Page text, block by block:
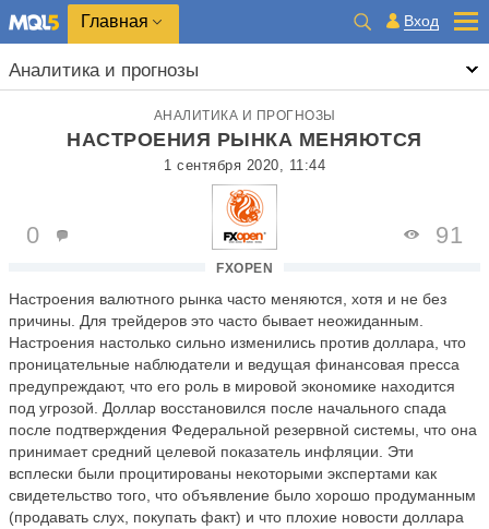
Главная Вход
Аналитика и прогнозы
АНАЛИТИКА И ПРОГНОЗЫ
НАСТРОЕНИЯ РЫНКА МЕНЯЮТСЯ
1 сентября 2020, 11:44
FXOPEN
0 91
Настроения валютного рынка часто меняются, хотя и не без
причины. Для трейдеров это часто бывает неожиданным.
Настроения настолько сильно изменились против доллара, что
проницательные наблюдатели и ведущая финансовая пресса
предупреждают, что его роль в мировой экономике находится
под угрозой. Доллар восстановился после начального спада
после подтверждения Федеральной резервной системы, что она
принимает средний целевой показатель инфляции. Эти
всплески были процитированы некоторыми экспертами как
свидетельство того, что объявление было хорошо продуманным
(продавать слух, покупать факт) и что плохие новости доллара